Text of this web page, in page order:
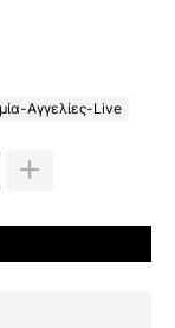
Αγγελίες-Live